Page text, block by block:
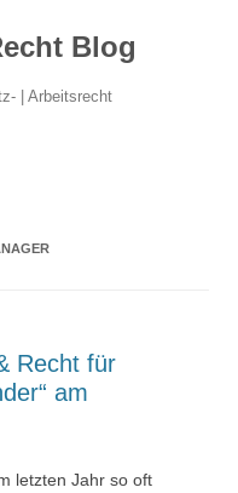
Blog
| Arbeitsrecht
Recht für
am
letzten Jahr so oft